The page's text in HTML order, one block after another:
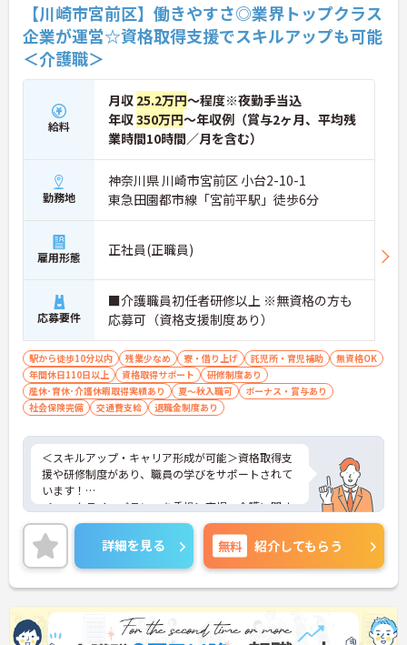
【川崎市宮前区】働きやすさ◎業界トップクラス
企業が運営☆資格取得支援でスキルアップも可能
＜介護職＞
給料
月収 25.2万円～程度※夜勤手当込
年収350万円～年収例（賞与2ヶ月、平均残
業時間10時間／月を含む）
勤務地
神奈川県 川崎市宮前区 小台2-10-1
東急田園都市線「宮前平駅」徒歩6分
雇用形態 正社員(正職員)
応募要件
■介護職員初任者研修以上 ※無資格の方も
応募可（資格支援制度あり）
駅から徒歩10分以内 残業少なめ 寮・借り上げ 託児所・育児補助
無資格OK
年間休日110日以上
資格取得サポート
研修制度あり
産休･育休･介護休暇取得実績あり
夏～秋入職可
ボーナス・賞与あり
社会保険完備
交通費支給 退職金制度あり
＜スキルアップ・キャリア形成が可能＞資格取得支
援や研修制度があり、職員の学びをサポートされて
います！
＜ワークライフバランスを重視＞育児・介護に関す
る制度や社宅制度、各種手当など、長く安心して働
きやすい環境が整っています。
＜寄り添ったケアの実施＞利用者さまに深く寄り添
ったサービスの提供を目指し、職員の専門性を高め
るような人材育成にも注力されています。
ご興味のある方には、面接対策ポイント等、さらに
詳細をお話ししますのでお気軽にご相談ください！
詳細を見る 無料 紹介してもらう